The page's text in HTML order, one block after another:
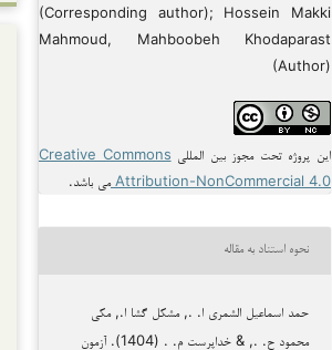
(Corresponding author); Hossein Makki
Mahmoud, Mahboobeh Khodaparast
(Author)
این پروژه تحت مجوز بین المللی Creative Commons
Attribution-NonCommercial 4.0 می باشد.
نحوه استناد به مقاله
حمد اسماعیل الشمری ا. ., مشکل گشا ا., مکی
محمود ح. ., & خداپرست م. . (1404). آزمون